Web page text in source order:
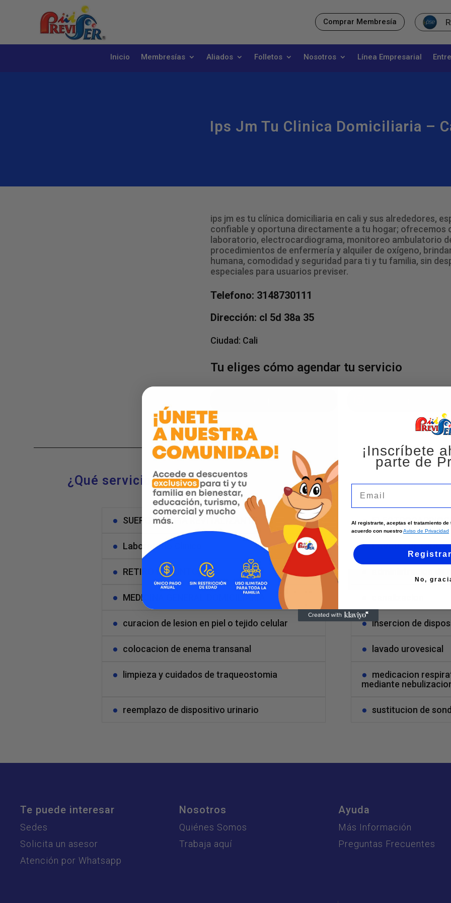
Comprar Membresía
Inicio Membresías Aliados Folletos Nosotros Línea Empresarial
Ips Jm Tu Clinica Domiciliaria –
ips jm es tu clínica domiciliaria en cali y sus alrededores,
confiable y oportuna directamente a tu hogar; ofrecemos
laboratorio, electrocardiograma, monitoreo ambulatorio
procedimientos de enfermería y alquiler de oxígeno,
humana, comodidad y seguridad para ti y tu familia, sin
especiales para usuarios previser.
Telefono: 3148730111
Dirección: cl 5d 38a 35
Ciudad: Cali
Tu eliges cómo agendar tu servicio
¿Qué servicios ofrecemos?
SUEROTERAPIA REVITALIZANTE
Laboratorio Clinico LAVADO DE OIDOS
RETIRO DE PUNTOS administracion
MEDICINA GENERAL DOMICILIARIA
curacion de lesion en piel o tejido celular insercion de
colocacion de enema transanal lavado urovesical
limpieza y cuidados de traqueostomia
medicacion
mediante
reemplazo de dispositivo urinario sustitucion de
Te puede interesar
Sedes
Solicita un asesor
Atención por Whatsapp
Nosotros
Quiénes Somos
Trabaja aquí
Ayuda
Más Información
Preguntas Frecuentes
¡Inscríbete
parte de
Al registrarte, aceptas el tratamiento
acuerdo con nuestroAviso de Privacidad
No,